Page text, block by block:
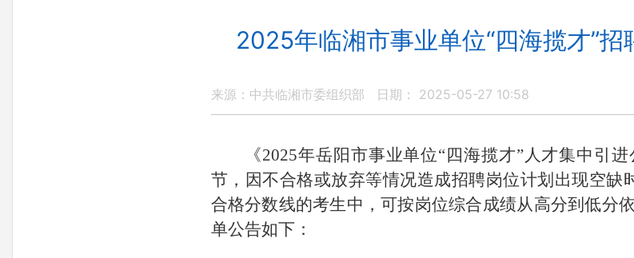
2025年临湘市事业单位“四海揽才”
来源：中共临湘市委组织部 日期： 2025-05-27 10:58
《2025年岳阳市事业单位“四海揽才”人才集中引进
节，因不合格或放弃等情况造成招聘岗位计划出现空缺
合格分数线的考生中，可按岗位综合成绩从高分到低分依
单公告如下：